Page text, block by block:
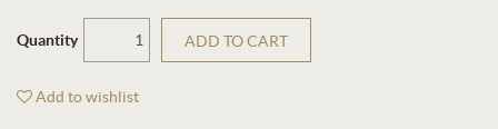
Quantity ADD TO CART
Add to wishlist